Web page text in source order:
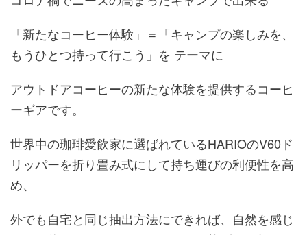
「新たなコーヒー体験」＝「キャンプの楽しみを、
もうひとつ持って行こう」を テーマに
アウトドアコーヒーの新たな体験を提供するコーヒ
ーギアです。
世界中の珈琲愛飲家に選ばれているHARIOのV60ド
リッパーを折り畳み式にして持ち運びの利便性を高
め、
外でも自宅と同じ抽出方法にできれば、自然を感じ